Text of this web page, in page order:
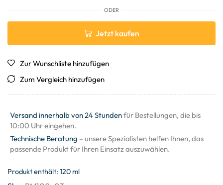
ODER
Jetzt kaufen
Zur Wunschliste hinzufügen
Zum Vergleich hinzufügen
Versand innerhalb von 24 Stundenfür Bestellungen, die bis
10:00 Uhr eingehen.
Technische Beratung – unsere Spezialisten helfen Ihnen, das
passende Produkt für Ihren Einsatz auszuwählen.
Produkt enthält: 120 ml